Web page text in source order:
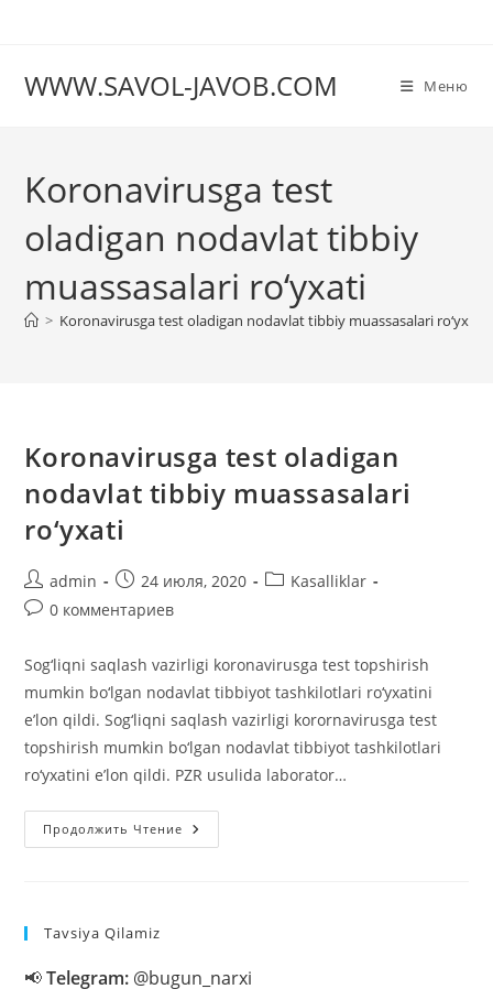
WWW.SAVOL-JAVOB.COM Меню
Koronavirusga test
oladigan nodavlat tibbiy
muassasalari ro‘yxati
> Koronavirusga test oladigan nodavlat tibbiy muassasalari ro‘yxati
Koronavirusga test oladigan
nodavlat tibbiy muassasalari
ro‘yxati
Автор
записи:
admin
Запись
опубликована:
24 июля, 2020
Рубрика
Kasalliklar
Комментарии
записи:
0 комментариев
Sog‘liqni saqlash vazirligi koronavirusga test topshirish
mumkin bo‘lgan nodavlat tibbiyot tashkilotlari ro‘yxatini
e’lon qildi. Sog‘liqni saqlash vazirligi korornavirusga test
topshirish mumkin bo‘lgan nodavlat tibbiyot tashkilotlari
ro‘yxatini e’lon qildi. PZR usulida laborator…
Продолжить Чтение Koronavirusga
Test
Tavsiya Qilamiz
📢Telegram: @bugun_narxi